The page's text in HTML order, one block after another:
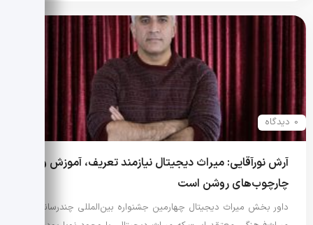
0 دیدگاه
آرش نورآقایی: میراث دیجیتال نیازمند تعریف، آموزش و
چارچوب‌های روشن است
داور بخش میراث دیجیتال چهارمین جشنواره بین‌المللی چندرسانه‌ای